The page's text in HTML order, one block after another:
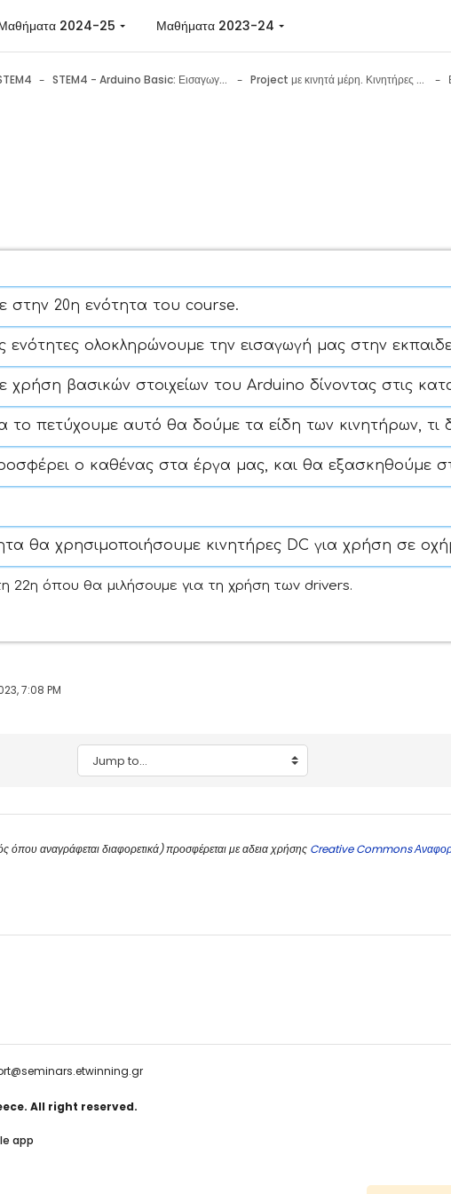
2024-25 Μαθήματα 2023-24
STEM4 - Arduino Basic: Εισαγωγή στην εκπαιδευτική ρομποτική με χρήση του Arduino Project με κινητά μέρη. Κινητήρες - servo.
στην 20η ενότητα του course.
ενότητες ολοκληρώνουμε την εισαγωγή μας στην
χρήση βασικών στοιχείων του Arduino δίνοντας στις
το πετύχουμε αυτό θα δούμε τα είδη των κινητήρων, τι
ο καθένας στα έργα μας, και θα εξασκηθούμε
θα χρησιμοποιήσουμε κινητήρες DC για χρήση σε
22η όπου θα μιλήσουμε για τη χρήση των drivers.
7:08 PM
Jump to...
όπου αναγράφεται διαφορετικά) προσφέρεται με αδεια χρήσης Creative Commons
All right reserved.
app